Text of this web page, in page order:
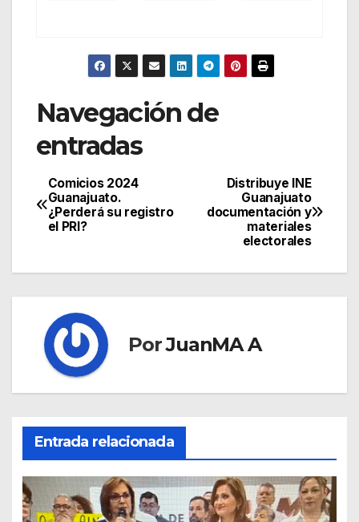
Navegación de
entradas
Distribuye INE
Guanajuato
documentación y
materiales
electorales
Comicios 2024
Guanajuato.
¿Perderá su registro
el PRI?
PorJuanMA A
Entrada relacionada